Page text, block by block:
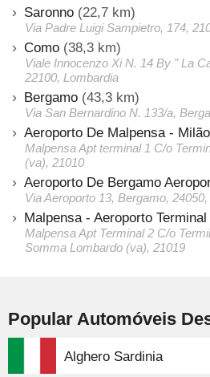
Saronno (22,7 km)
Via Padre Luigi Sampietro, 174,
Como (38,3 km)
Viale Innocenzo Xi N. 14 By " La
22100, Lombardia
Bergamo (43,3 km)
Via San Bernardino N. 133/a,
Aeroporto De Malpensa -
Malpensa Apt terminal 1 C/o
(va), 21010
Aeroporto De Bergamo
Via Aeroporto 13, Bergamo,
Malpensa - Aeroporto Terminal
Malpensa Apt Terminal 2 C/o
Somma Lombardo (va), 21019
Popular Automóveis
Alghero Sardinia